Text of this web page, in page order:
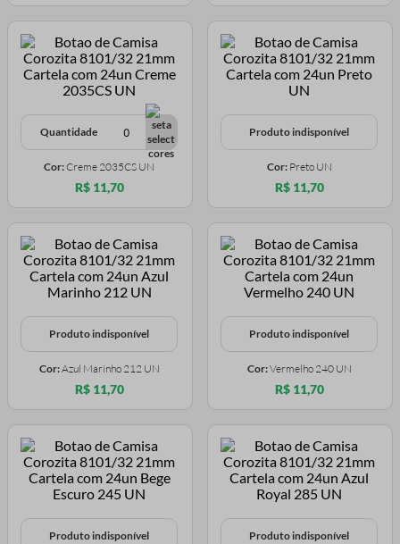
Quantidade
Cor:Creme 2035CS UN
R$ 11,70
Produto indisponível
Cor: Preto UN
R$ 11,70
Produto indisponível
Cor:Azul Marinho 212 UN
R$ 11,70
Produto indisponível
Cor:Vermelho 240 UN
R$ 11,70
Produto indisponível Produto indisponível